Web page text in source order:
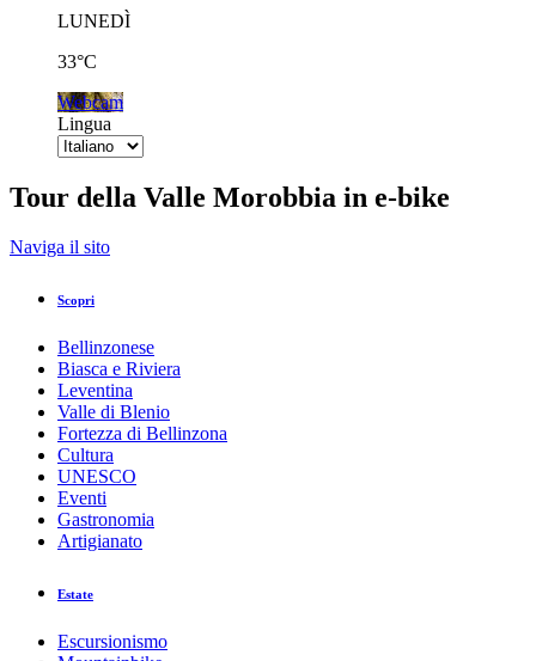
LUNEDÌ
33°C
Webcam
Lingua
Tour della Valle Morobbia in e-bike
Indietro
TopPercorso consigliato
Tour della Valle Morobbia in e-bike
Responsabile del contenuto
Bellinzona e Valli Turismo
Foto: Bellinzona e Valli Turismo
Dettagli
Naviga il sito
Scopri
Bellinzonese
Biasca e Riviera
Leventina
Valle di Blenio
Fortezza di Bellinzona
Cultura
UNESCO
Eventi
Gastronomia
Artigianato
Estate
Escursionismo